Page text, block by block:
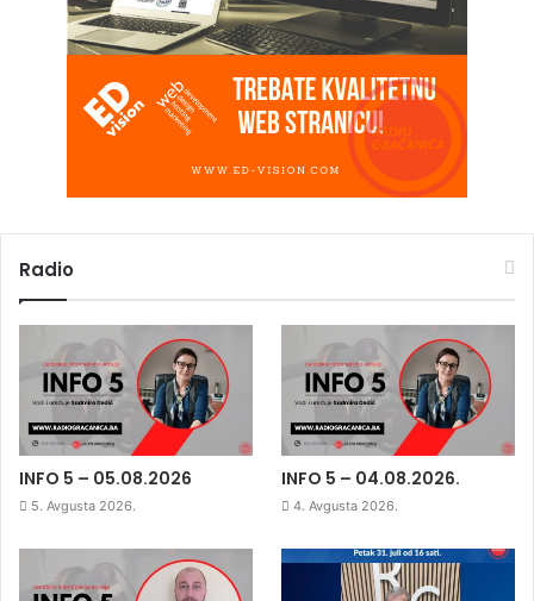
Radio
INFO 5 – 05.08.2026
5. Avgusta 2026.
INFO 5 – 04.08.2026.
4. Avgusta 2026.